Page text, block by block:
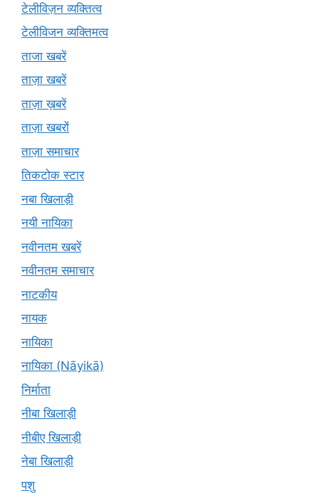
टेलीविज़न व्यक्तित्व
टेलीविजन व्यक्तिमत्व
ताजा खबरें
ताज़ा खबरें
ताज़ा ख़बरें
ताज़ा खबरों
ताज़ा समाचार
तिकटोक स्टार
नबा खिलाड़ी
नयी नायिका
नवीनतम खबरें
नवीनतम समाचार
नाटकीय
नायक
नायिका
नायिका (Nāyikā)
निर्माता
नीबा खिलाड़ी
नीबीए खिलाड़ी
नेबा खिलाड़ी
पशु